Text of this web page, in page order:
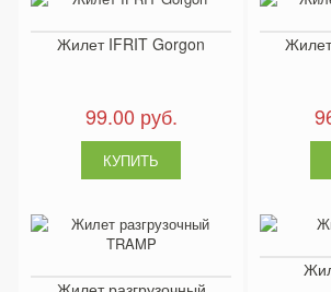
Жилет IFRIT Gorgon
99.00 руб.